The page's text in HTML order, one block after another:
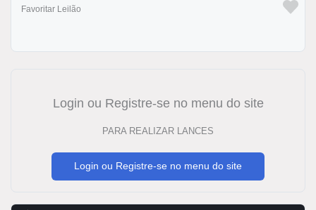
Favoritar Leilão
Login ou Registre-se no menu do site
PARA REALIZAR LANCES
Login ou Registre-se no menu do site